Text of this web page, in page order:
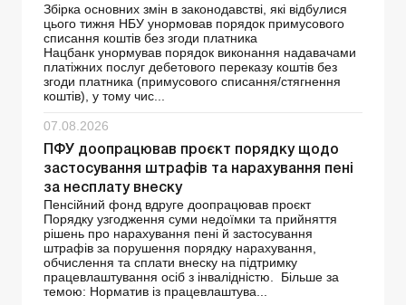
Збірка основних змін в законодавстві, які відбулися
цього тижня НБУ унормовав порядок примусового
списання коштів без згоди платника
Нацбанк унормував порядок виконання надавачами
платіжних послуг дебетового переказу коштів без
згоди платника (примусового списання/стягнення
коштів), у тому чис...
07.08.2026
ПФУ доопрацював проєкт порядку щодо
застосування штрафів та нарахування пені
за несплату внеску
Пенсійний фонд вдруге доопрацював проєкт
Порядку узгодження суми недоїмки та прийняття
рішень про нарахування пені й застосування
штрафів за порушення порядку нарахування,
обчислення та сплати внеску на підтримку
працевлаштування осіб з інвалідністю. Більше за
темою: Норматив із працевлаштува...